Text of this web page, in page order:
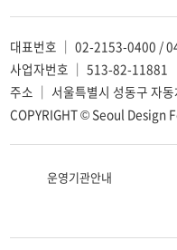
대표번호 ｜ 02-2153-0400 /
사업자번호 ｜ 513-82-11881
주소 ｜ 서울특별시 성동구 자
COPYRIGHT © Seoul Design
운영기관안내